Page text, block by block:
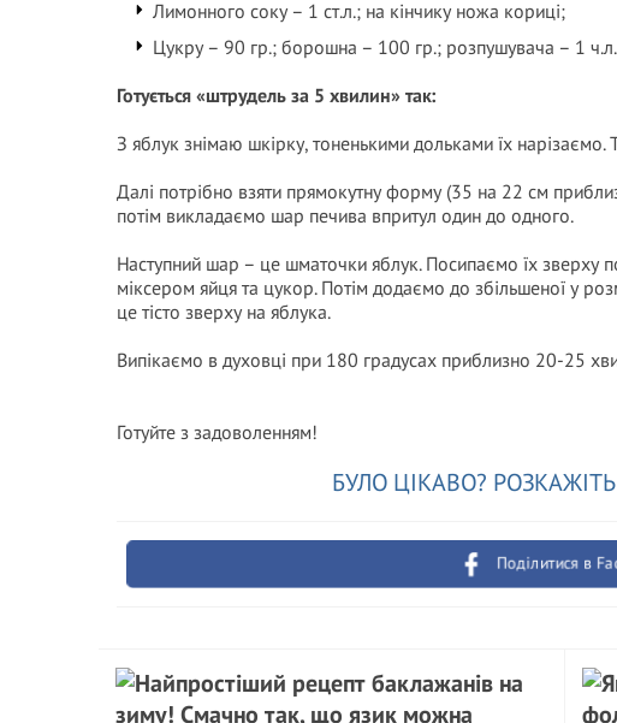
Лимонного соку – 1 ст.л.; на кінчику ножа кориці;
Цукру – 90 гр.; борошна – 100 гр.; розпушувача – 1
Готується «штрудель за 5 хвилин» так:
З яблук знімаю шкірку, тоненькими дольками їх
Далі потрібно взяти прямокутну форму (35 на 22 см
потім викладаємо шар печива впритул один до одного.
Наступний шар – це шматочки яблук. Посипаємо їх зверху
міксером яйця та цукор. Потім додаємо до збільшеної у
це тісто зверху на яблука.
Випікаємо в духовці при 180 градусах приблизно 20-25
Готуйте з задоволенням!
БУЛО ЦІКАВО?
Поділитися в